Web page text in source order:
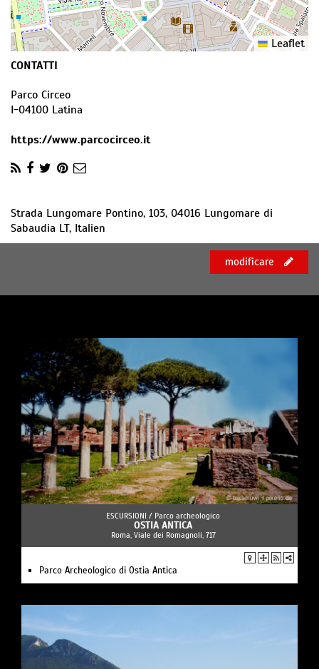
Leaflet
CONTATTI
Parco Circeo
I-04100 Latina
https://www.parcocirceo.it
Strada Lungomare Pontino, 103, 04016 Lungomare di
Sabaudia LT, Italien
modificare
ESCURSIONI / Parco archeologico
OSTIA ANTICA
Roma, Viale dei Romagnoli, 717
Parco Archeologico di Ostia Antica